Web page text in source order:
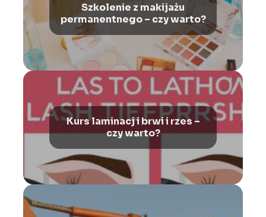
Szkolenie z makijażu
permanentnego – czy warto?
Kurs laminacj i brwi i rzes –
czy warto?